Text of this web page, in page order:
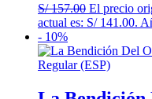
S/157.00 El precio
actual es: S/ 141.00.
- 10%